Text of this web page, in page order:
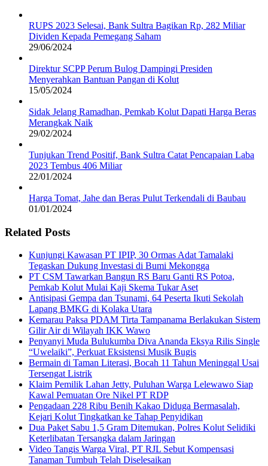
RUPS 2023 Selesai, Bank Sultra Bagikan Rp, 282 Miliar
Dividen Kepada Pemegang Saham
29/06/2024
Direktur SCPP Perum Bulog Dampingi Presiden
Menyerahkan Bantuan Pangan di Kolut
15/05/2024
Sidak Jelang Ramadhan, Pemkab Kolut Dapati Harga Beras
Merangkak Naik
29/02/2024
Tunjukan Trend Positif, Bank Sultra Catat Pencapaian Laba
2023 Tembus 406 Miliar
22/01/2024
Harga Tomat, Jahe dan Beras Pulut Terkendali di Baubau
01/01/2024
Related Posts
Kunjungi Kawasan PT IPIP, 30 Ormas Adat Tamalaki
Tegaskan Dukung Investasi di Bumi Mekongga
PT CSM Tawarkan Bangun RS Baru Ganti RS Potoa,
Pemkab Kolut Mulai Kaji Skema Tukar Aset
Antisipasi Gempa dan Tsunami, 64 Peserta Ikuti Sekolah
Lapang BMKG di Kolaka Utara
Kemarau Paksa PDAM Tirta Tampanama Berlakukan Sistem
Gilir Air di Wilayah IKK Wawo
Penyanyi Muda Bulukumba Diva Ananda Eksya Rilis Single
“Uwelaiki”, Perkuat Eksistensi Musik Bugis
Bermain di Taman Literasi, Bocah 11 Tahun Meninggal Usai
Tersengat Listrik
Klaim Pemilik Lahan Jetty, Puluhan Warga Lelewawo Siap
Kawal Pemuatan Ore Nikel PT RDP
Pengadaan 228 Ribu Benih Kakao Diduga Bermasalah,
Kejari Kolut Tingkatkan ke Tahap Penyidikan
Dua Paket Sabu 1,5 Gram Ditemukan, Polres Kolut Selidiki
Keterlibatan Tersangka dalam Jaringan
Video Tangis Warga Viral, PT RJL Sebut Kompensasi
Tanaman Tumbuh Telah Diselesaikan